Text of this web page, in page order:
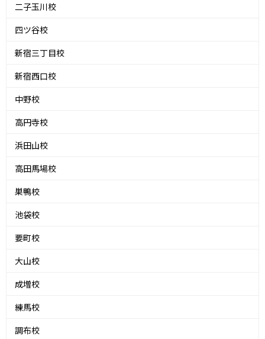
二子玉川校
四ツ谷校
新宿三丁目校
新宿西口校
中野校
高円寺校
浜田山校
高田馬場校
巣鴨校
池袋校
要町校
大山校
成増校
練馬校
調布校